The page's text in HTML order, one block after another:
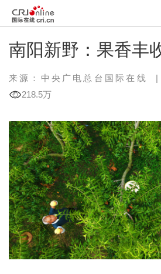
南阳新野：果香丰
来源：中央广电总台国际在线
218.5万